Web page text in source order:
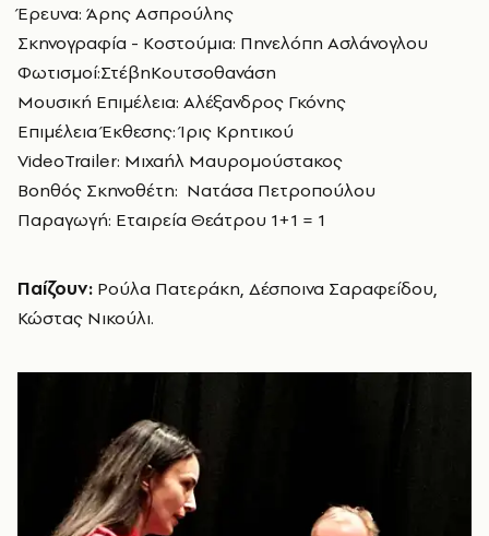
Έρευνα: Άρης Ασπρούλης
Σκηνογραφία - Κοστούμια: Πηνελόπη Ασλάνογλου
Φωτισμοί:ΣτέβηΚουτσοθανάση
Μουσική Επιμέλεια: Αλέξανδρος Γκόνης
Επιμέλεια Έκθεσης: Ίρις Κρητικού
VideoTrailer: Μιχαήλ Μαυρομούστακος
Βοηθός Σκηνοθέτη: Νατάσα Πετροπούλου
Παραγωγή: Εταιρεία Θεάτρου 1+1 = 1
Παίζουν: Ρούλα Πατεράκη, Δέσποινα Σαραφείδου,
Κώστας Νικούλι.